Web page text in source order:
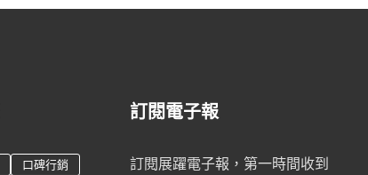
口碑行銷
訂閱電子報
訂閱展躍電子報，第一時間收到